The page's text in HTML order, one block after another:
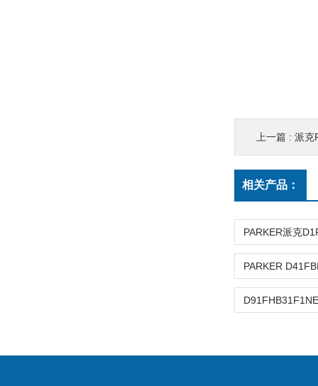
上一篇 : 派克
相关产品：